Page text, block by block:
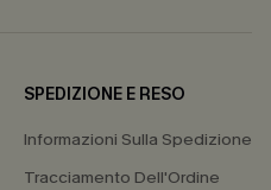
SPEDIZIONE E RESO
Informazioni Sulla Spedizione
Tracciamento Dell'Ordine